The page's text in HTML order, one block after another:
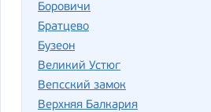
Боровичи
Братцево
Бузеон
Великий Устюг
Вепсский замок
Верхняя Балкария